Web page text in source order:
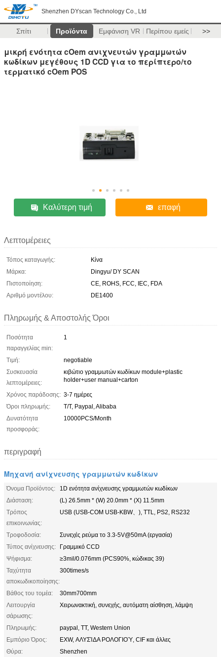
Shenzhen DYscan Technology Co., Ltd
Σπίτι Προϊόντα Εμφάνιση VR Περίπου εμείς >>
μικρή ενότητα cOem ανιχνευτών γραμμωτών
κωδίκων μεγέθους 1D CCD για το περίπτερο/το
τερματικό cOem POS
Καλύτερη τιμή επαφή
Λεπτομέρειες
Τόπος καταγωγής:
Κίνα
Μάρκα:
Dingyu/ DY SCAN
Πιστοποίηση:
CE, ROHS, FCC, IEC, FDA
Αριθμό μοντέλου:
DE1400
Πληρωμής & Αποστολής Όροι
Ποσότητα
παραγγελίας min:
1
Τιμή:
negotiable
Συσκευασία
λεπτομέρειες:
κιβώτιο γραμμωτών κωδίκων module+plastic
holder+user manual+carton
Χρόνος παράδοσης: 3-7 ημέρες
Όροι πληρωμής:
T/T, Paypal, Alibaba
Δυνατότητα
προσφοράς:
10000PCS/Month
περιγραφή
Μηχανή ανίχνευσης γραμμωτών κωδίκων
Όνομα Προϊόντος:
1D ενότητα ανίχνευσης γραμμωτών κωδίκων
Διάσταση:
(L) 26.5mm * (W) 20.0mm * (Χ) 11.5mm
Τρόπος
επικοινωνίας:
USB (USB-COM USB-KBW、), TTL, PS2, RS232
Τροφοδοσία:
Συνεχές ρεύμα το 3.3-5V@50mA (εργασία)
Τύπος ανίχνευσης:
Γραμμικό CCD
Ψήφισμα:
≥3mil/0.076mm (PCS90%, κώδικας 39)
Ταχύτητα
αποκωδικοποίησης:
300times/s
Βάθος του τομέα:
30mm700mm
Λειτουργία
σάρωσης:
Χειρωνακτική, συνεχής, αυτόματη αίσθηση, λάμψη
Πληρωμής:
paypal, TT, Western Union
Εμπόριο Όρος:
EXW, ΑΛΥΣΊΔΑ ΡΟΛΟΓΙΟΎ, CIF και άλλες
Θύρα:
Shenzhen